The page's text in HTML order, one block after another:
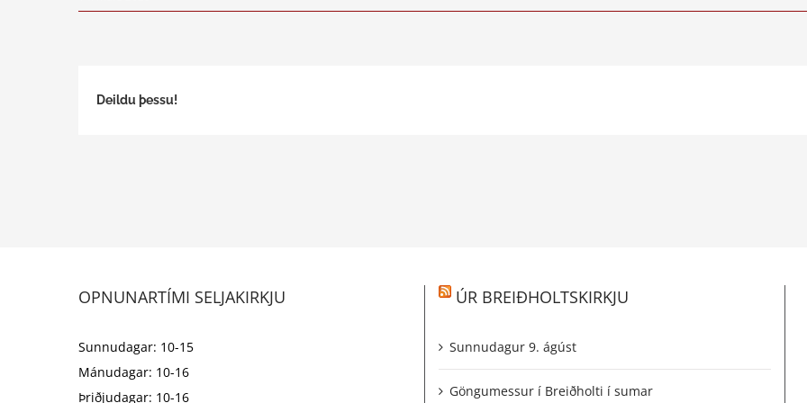
Deildu þessu!
OPNUNARTÍMI SELJAKIRKJU
Sunnudagar: 10-15
Mánudagar: 10-16
Þriðjudagar: 10-16
ÚR BREIÐHOLTSKIRKJU
Sunnudagur 9. ágúst
Göngumessur í Breiðholti í sumar